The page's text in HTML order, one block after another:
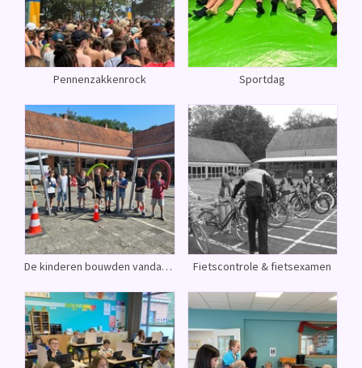
Pennenzakkenrock Sportdag
De kinderen bouwden vandaag een reuzegrote knikkerbaan Fietscontrole & fietsexamen